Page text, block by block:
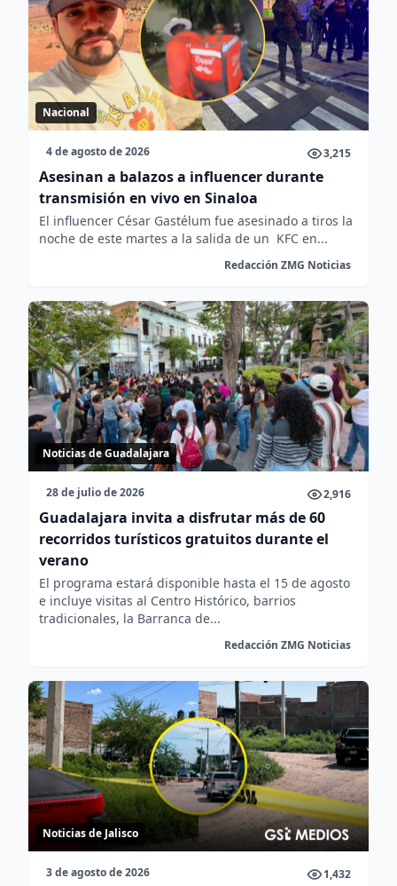
Nacional
4 de agosto de 2026 3,215
Asesinan a balazos a influencer durante
transmisión en vivo en Sinaloa
El influencer César Gastélum fue asesinado a tiros la
noche de este martes a la salida de un KFC en...
Redacción ZMG Noticias
Noticias de Guadalajara
28 de julio de 2026 2,916
Guadalajara invita a disfrutar más de 60
recorridos turísticos gratuitos durante el
verano
El programa estará disponible hasta el 15 de agosto
e incluye visitas al Centro Histórico, barrios
tradicionales, la Barranca de...
Redacción ZMG Noticias
Noticias de Jalisco
3 de agosto de 2026 1,432